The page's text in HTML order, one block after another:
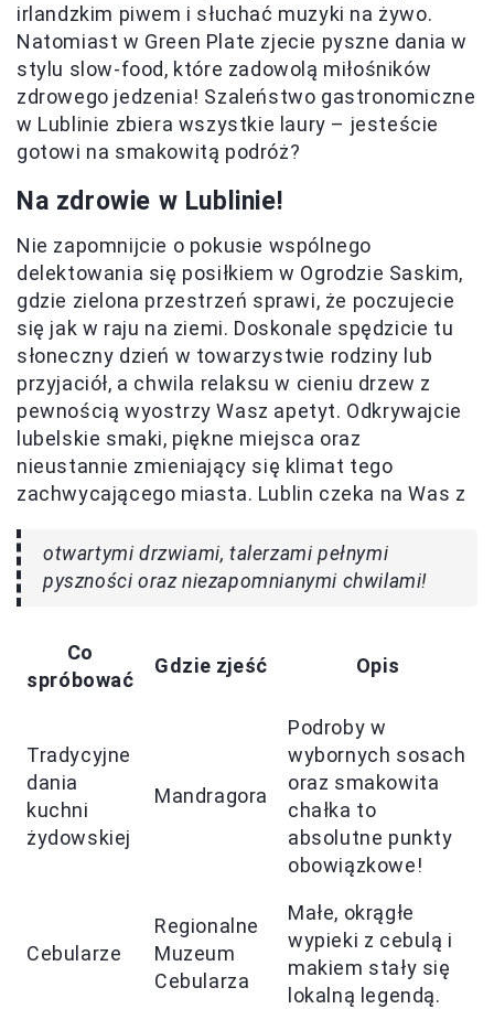
irlandzkim piwem i słuchać muzyki na żywo.
Natomiast w Green Plate zjecie pyszne dania w
stylu slow-food, które zadowolą miłośników
zdrowego jedzenia! Szaleństwo gastronomiczne
w Lublinie zbiera wszystkie laury – jesteście
gotowi na smakowitą podróż?
Na zdrowie w Lublinie!
Nie zapomnijcie o pokusie wspólnego
delektowania się posiłkiem w Ogrodzie Saskim,
gdzie zielona przestrzeń sprawi, że poczujecie
się jak w raju na ziemi. Doskonale spędzicie tu
słoneczny dzień w towarzystwie rodziny lub
przyjaciół, a chwila relaksu w cieniu drzew z
pewnością wyostrzy Wasz apetyt. Odkrywajcie
lubelskie smaki, piękne miejsca oraz
nieustannie zmieniający się klimat tego
zachwycającego miasta. Lublin czeka na Was z
otwartymi drzwiami, talerzami pełnymi
pyszności oraz niezapomnianymi chwilami!
Co
spróbować
Gdzie zjeść Opis
Tradycyjne
dania
kuchni
żydowskiej
Mandragora
Podroby w
wybornych sosach
oraz smakowita
chałka to
absolutne punkty
obowiązkowe!
Cebularze
Regionalne
Muzeum
Cebularza
Małe, okrągłe
wypieki z cebulą i
makiem stały się
lokalną legendą.